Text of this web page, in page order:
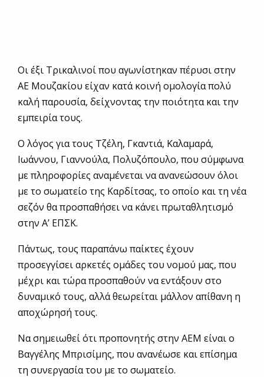
Οι έξι Τρικαλινοί που αγωνίστηκαν πέρυσι στην
ΑΕ Μουζακίου είχαν κατά κοινή ομολογία πολύ
καλή παρουσία, δείχνοντας την ποιότητα και την
εμπειρία τους.
Ο λόγος για τους Τζέλη, Γκαντιά, Καλαμαρά,
Ιωάννου, Γιαννούλα, Πολυζόπουλο, που σύμφωνα
με πληροφορίες αναμένεται να ανανεώσουν όλοι
με το σωματείο της Καρδίτσας, το οποίο και τη νέα
σεζόν θα προσπαθήσει να κάνει πρωταθλητισμό
στην Α’ ΕΠΣΚ.
Πάντως, τους παραπάνω παίκτες έχουν
προσεγγίσει αρκετές ομάδες του νομού μας, που
μέχρι και τώρα προσπαθούν να εντάξουν στο
δυναμικό τους, αλλά θεωρείται μάλλον απίθανη η
αποχώρησή τους.
Να σημειωθεί ότι προπονητής στην ΑΕΜ είναι ο
Βαγγέλης Μπρισίμης, που ανανέωσε και επίσημα
τη συνεργασία του με το σωματείο.